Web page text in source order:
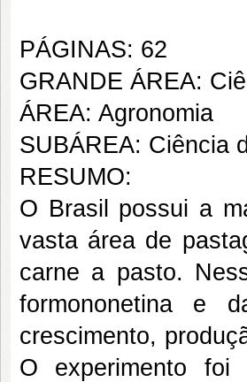
PÁGINAS: 62
GRANDE ÁREA:
ÁREA: Agronomia
SUBÁREA: Ciência
RESUMO:
O Brasil possui a
vasta área de
carne a pasto.
formononetina e
crescimento,
O experimento